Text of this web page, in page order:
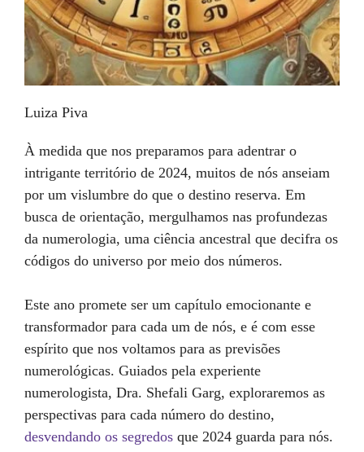
Luiza Piva
À medida que nos preparamos para adentrar o
intrigante território de 2024, muitos de nós anseiam
por um vislumbre do que o destino reserva. Em
busca de orientação, mergulhamos nas profundezas
da numerologia, uma ciência ancestral que decifra os
códigos do universo por meio dos números.
Este ano promete ser um capítulo emocionante e
transformador para cada um de nós, e é com esse
espírito que nos voltamos para as previsões
numerológicas. Guiados pela experiente
numerologista, Dra. Shefali Garg, exploraremos as
perspectivas para cada número do destino,
desvendando os segredos que 2024 guarda para nós.